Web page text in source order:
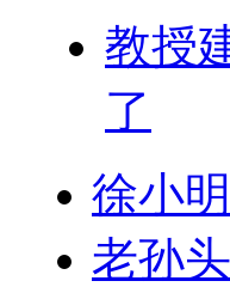
教授
了
徐小明
老孙